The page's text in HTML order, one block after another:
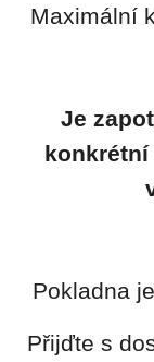
Maximální
Je
konkrétní
Pokladna
Přijďte s